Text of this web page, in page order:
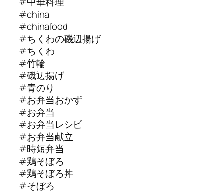
#china
#chinafood
#ちくわの磯辺揚げ
#ちくわ
#竹輪
#磯辺揚げ
#青のり
#お弁当おかず
#お弁当
#お弁当レシピ
#お弁当献立
#時短弁当
#鶏そぼろ
#鶏そぼろ丼
#そぼろ